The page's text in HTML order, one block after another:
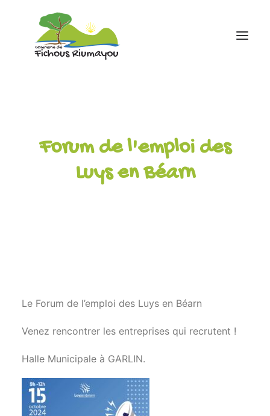
EcoleForum de l'emploi des
Luys en Béarn
Le Forum de l’emploi des Luys en Béarn
Venez rencontrer les entreprises qui recrutent !
Halle Municipale à GARLIN.